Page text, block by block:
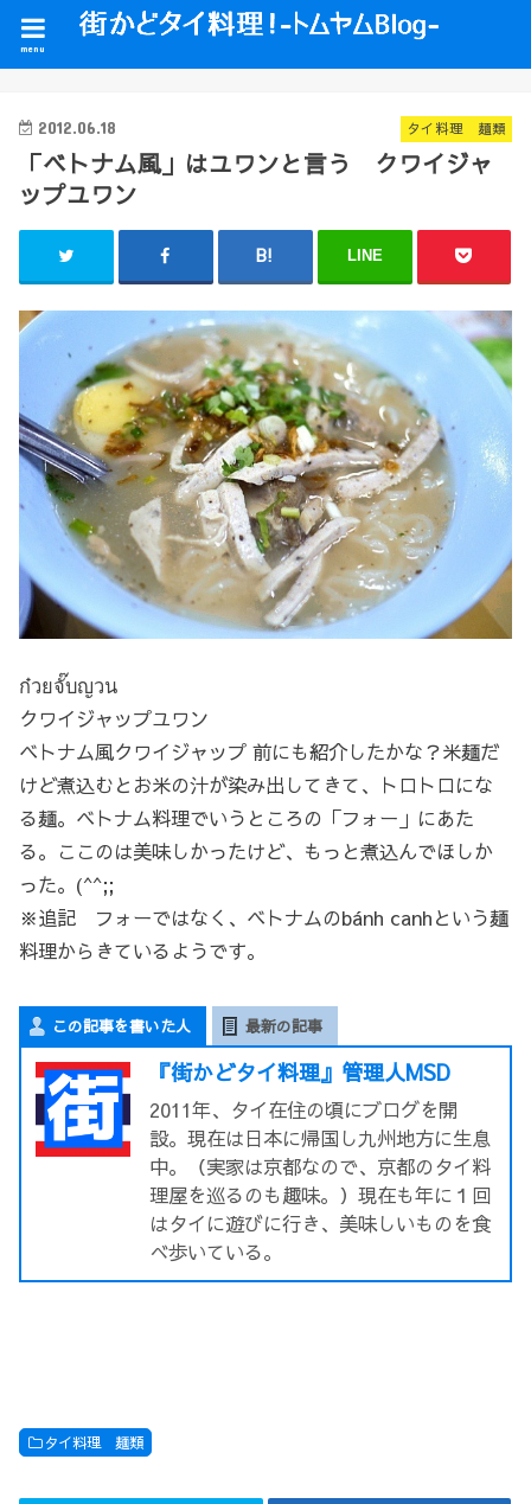
menu
タイ料理 麺類
2012.06.18
「ベトナム風」はユワンと言う クワイジャ
ップユワン
LINE
ก๋วยจั๊บญวน
クワイジャップユワン
ベトナム風クワイジャップ 前にも紹介したかな？米麺だ
けど煮込むとお米の汁が染み出してきて、トロトロにな
る麺。ベトナム料理でいうところの「フォー」にあた
る。ここのは美味しかったけど、もっと煮込んでほしか
った。(^^;;
※追記 フォーではなく、ベトナムのbánh canhという麺
料理からきているようです。
この記事を書いた人 最新の記事
『街かどタイ料理』管理人MSD
2011年、タイ在住の頃にブログを開
設。現在は日本に帰国し九州地方に生息
中。（実家は京都なので、京都のタイ料
理屋を巡るのも趣味。）現在も年に１回
はタイに遊びに行き、美味しいものを食
べ歩いている。
タイ料理 麺類